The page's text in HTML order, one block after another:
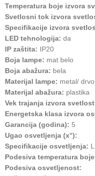
Temperatura boje izvora
Svetlosni tok izvora
Specifikacije izvora
LED tehnologija: da
IP zaštita: IP20
Boja lampe: mat belo
Boja abažura: bela
Materijal lampe: metal/ drvo
Materijal abažura: plastika
Vek trajanja izvora
Energetska klasa izvora
Garancija (godina): 5
Ugao osvetljenja (x°):
Specifikacije osvetljenja:
Podesiva temperatura boje
Podesiva osvetljenost: